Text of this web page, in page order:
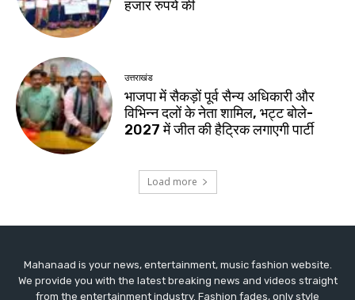
Mahanaad is your news, entertainment, music fashion website.
We provide you with the latest breaking news and videos straight
from the entertainment industry. Fashion fades, only style